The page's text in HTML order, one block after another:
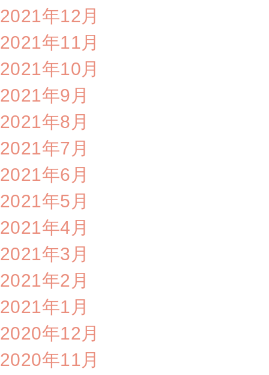
2021年12月
2021年11月
2021年10月
2021年9月
2021年8月
2021年7月
2021年6月
2021年5月
2021年4月
2021年3月
2021年2月
2021年1月
2020年12月
2020年11月